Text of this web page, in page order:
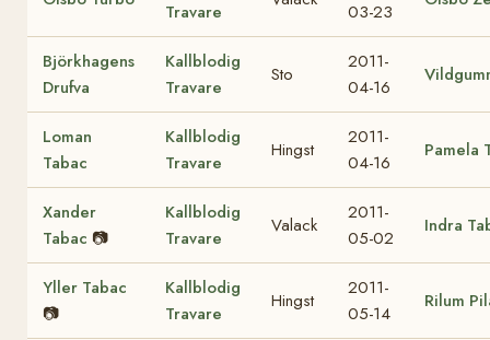
Travare
03-23
Björkhagens
Drufva
Kallblodig
Travare
Sto
2011-
04-16
Loman
Tabac
Kallblodig
Travare
Hingst
2011-
04-16
Pamela
Xander
Tabac 📷
Kallblodig
Travare
Valack
2011-
05-02
Indra
Yller Tabac
📷
Kallblodig
Travare
Hingst
2011-
05-14
Rilum